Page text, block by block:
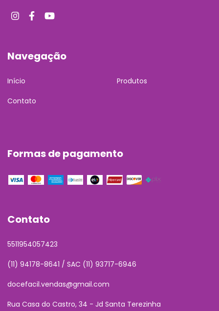
Navegação
Início Produtos
Contato
Formas de pagamento
Contato
5511954057423
(11) 94178-8641 / SAC (11) 93717-6946
docefacil.vendas@gmail.com
Rua Casa do Castro, 34 - Jd Santa Terezinha